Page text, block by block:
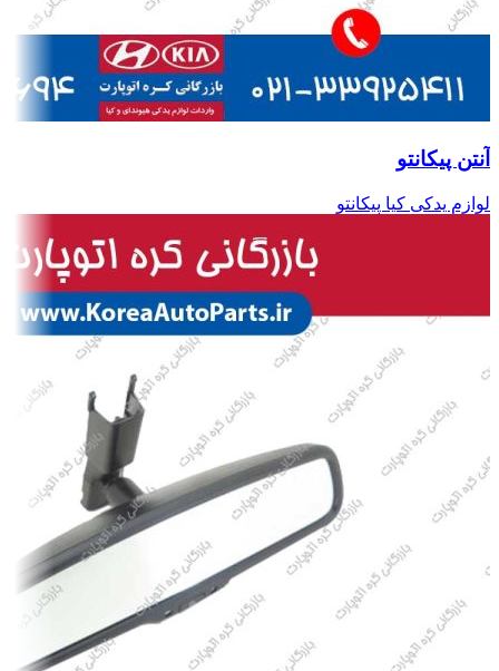
آنتن پیکانتو
لوازم یدکی کیا پیکانتو